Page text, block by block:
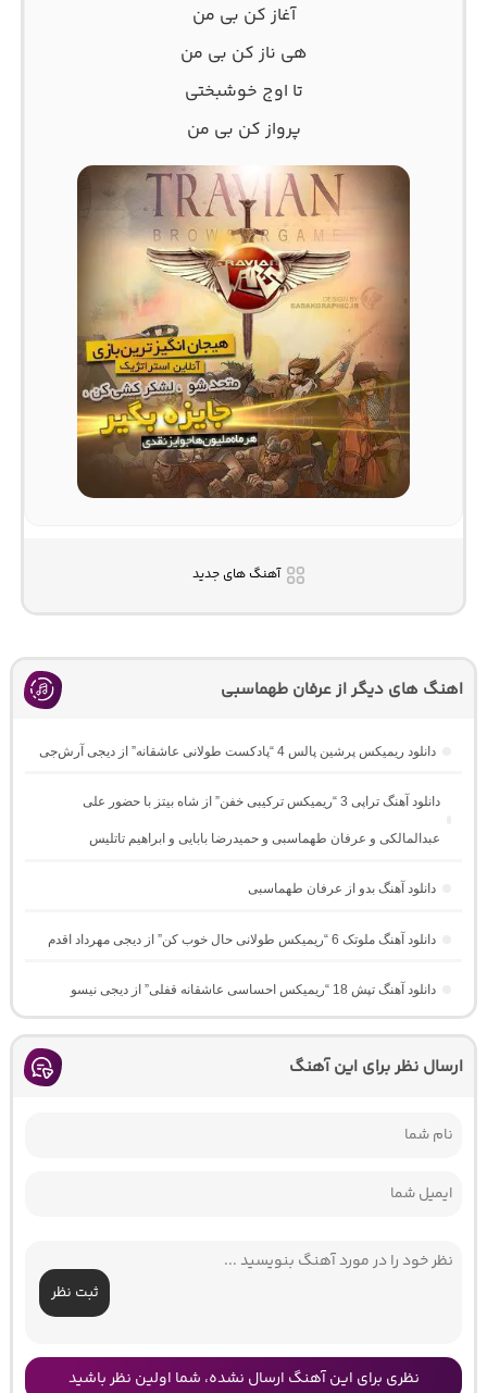
آغاز کن بی من
هی ناز کن بی من
تا اوج خوشبختی
پرواز کن بی من
آهنگ های جدید
اهنگ های دیگر از عرفان طهماسبی
دانلود ریمیکس پرشین پالس 4 “پادکست طولانی عاشقانه” از دیجی آرش‌جی
دانلود آهنگ تراپی 3 “ریمیکس ترکیبی خفن” از شاه بیتز با حضور علی
عبدالمالکی و عرفان طهماسبی و حمیدرضا بابایی و ابراهیم تاتلیس
دانلود آهنگ بدو از عرفان طهماسبی
دانلود آهنگ ملوتک 6 “ریمیکس طولانی حال خوب کن” از دیجی مهرداد اقدم
دانلود آهنگ تپش 18 “ریمیکس احساسی عاشقانه قفلی” از دیجی نیسو
ارسال نظر برای این آهنگ
ثبت نظر
نظری برای این آهنگ ارسال نشده، شما اولین نظر باشید